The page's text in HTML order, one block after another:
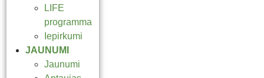
LIFE
programma
Iepirkumi
JAUNUMI
Jaunumi